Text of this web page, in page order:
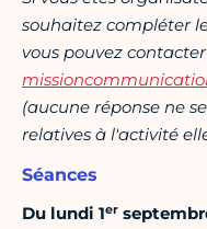
souhaitez compléter
vous pouvez contacter
(aucune réponse ne
relatives à l'activité
Séances
Du lundi 1er